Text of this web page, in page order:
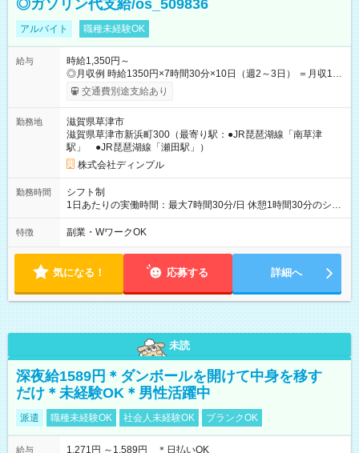
◎ガソリン代支給/os_509836
アルバイト 職種未経験OK
給与
時給1,350円～
◎月収例 時給1350円×7時間30分×10日（週2～3日） ＝月収10
万円以上可＋交通費 ※勤務日数は一例です 【試用期間】試用期
間あり 試用期間の長さ：3ヶ月 雇用形態、給与は本採用時と同
交通費別途支給あり
勤務地
滋賀県草津市
滋賀県草津市新浜町300（最寄り駅：●JR琵琶湖線「南草津
駅」 ●JR琵琶湖線「瀬田駅」）
株式会社ディンプル
勤務時間
シフト制
1日あたりの実働時間：最大7時間30分/日 休憩1時間30分のシフ
ト制 ＜シフト例＞ 9：20～18：20 10：20～19：20 11：20～
20：20 12：30～21：30 ＜残業ほぼなし♪＞ 残業はあっても月1
両立しやすい☆
特徴 副業・WワークOK
気になる！ 応募する 詳細へ
未読
深夜給1589円＊ダンボールを開けて中身を移す
だけ＊未経験OK＊男性活躍中
派遣 職種未経験OK 社会人未経験OK ブランクOK
給与 1,271円 ～1,589円 ＊日払いOK